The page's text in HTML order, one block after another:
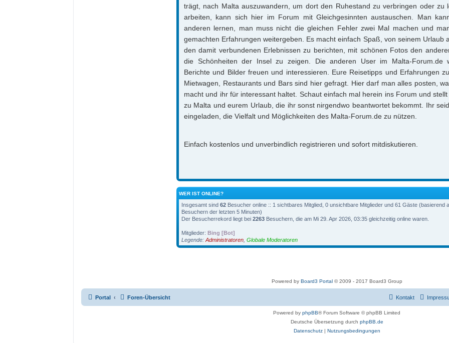
trägt, nach Malta auszuwandern, um dort den Ruhestand zu verbringen oder zu
arbeiten, kann sich hier im Forum mit Gleichgesinnten austauschen. Man
anderen lernen, man muss nicht die gleichen Fehler zwei Mal machen und
gemachten Erfahrungen weitergeben. Es macht einfach Spaß, von seinem Urlaub
den damit verbundenen Erlebnissen zu berichten, mit schönen Fotos den
die Schönheiten der Insel zu zeigen. Die anderen User im Malta-Forum.de
Berichte und Bilder freuen und interessieren. Eure Reisetipps und Erfahrungen
Mietwagen, Restaurants und Bars sind hier gefragt. Hier darf man alles posten,
macht und ihr für interessant haltet. Schaut einfach mal herein ins Forum und
zu Malta und eurem Urlaub, die ihr sonst nirgendwo beantwortet bekommt. Ihr
eingeladen, die Vielfalt und Möglichkeiten des Malta-Forum.de zu nützen.
Einfach kostenlos und unverbindlich registrieren und sofort mitdiskutieren.
WER IST ONLINE?
Insgesamt sind 62 Besucher online :: 1 sichtbares Mitglied, 0 unsichtbare Mitglieder und 61 Gäste (basierend
Besuchern der letzten 5 Minuten)
Der Besucherrekord liegt bei 2263 Besuchern, die am Mi 29. Apr 2026, 03:35 gleichzeitig online waren.
Mitglieder: Bing [Bot]
Legende: Administratoren Globale Moderatoren
Powered by Board3 Portal© 2009 - 2017 Board3 Group
Portal Foren-Übersicht Kontakt
Powered by phpBB® Forum Software © phpBB Limited
Deutsche Übersetzung durch phpBB.de
Datenschutz | Nutzungsbedingungen